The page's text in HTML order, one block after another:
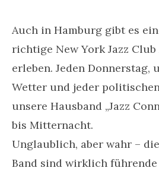
Auch in Hamburg gibt es
richtige New York Jazz
erleben. Jeden Donnerstag,
Wetter und jeder
unsere Hausband „Jazz
bis Mitternacht.
Unglaublich, aber wahr –
Band sind wirklich